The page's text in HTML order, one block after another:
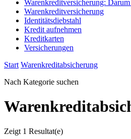
Warenkreditversicherung:
Warenkreditversicherung
Identitätsdiebstahl
Kredit aufnehmen
Kreditkarten
Versicherungen
Start Warenkreditabsicherung
Nach Kategorie suchen
Zeigt 1 Resultat(e)